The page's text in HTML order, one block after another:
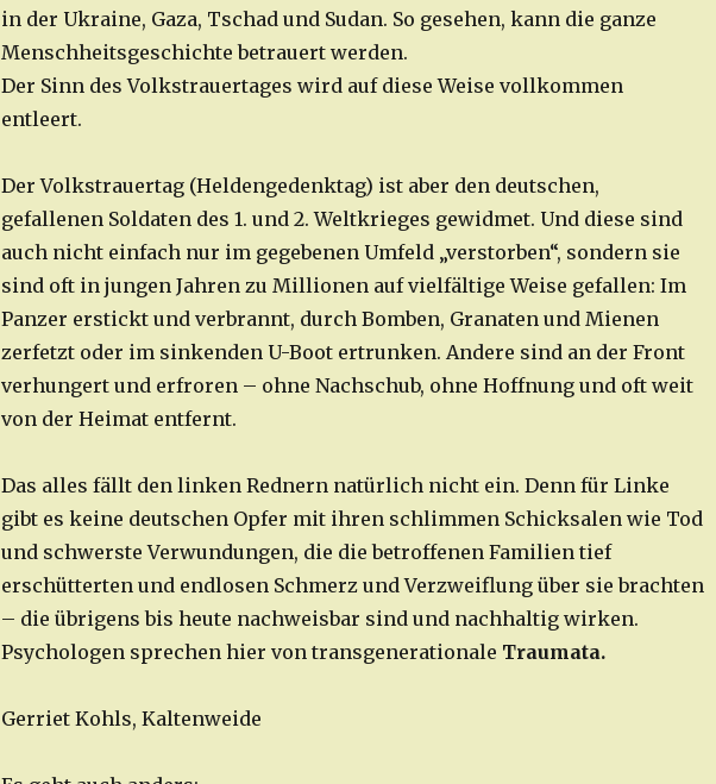
in der Ukraine, Gaza, Tschad und Sudan. So gesehen, kann die ganze
Menschheitsgeschichte betrauert werden.
Der Sinn des Volkstrauertages wird auf diese Weise vollkommen
entleert.
Der Volkstrauertag (Heldengedenktag) ist aber den deutschen,
gefallenen Soldaten des 1. und 2. Weltkrieges gewidmet. Und diese sind
auch nicht einfach nur im gegebenen Umfeld „verstorben“, sondern sie
sind oft in jungen Jahren zu Millionen auf vielfältige Weise gefallen: Im
Panzer erstickt und verbrannt, durch Bomben, Granaten und Mienen
zerfetzt oder im sinkenden U-Boot ertrunken. Andere sind an der Front
verhungert und erfroren – ohne Nachschub, ohne Hoffnung und oft weit
von der Heimat entfernt.
Das alles fällt den linken Rednern natürlich nicht ein. Denn für Linke
gibt es keine deutschen Opfer mit ihren schlimmen Schicksalen wie Tod
und schwerste Verwundungen, die die betroffenen Familien tief
erschütterten und endlosen Schmerz und Verzweiflung über sie brachten
– die übrigens bis heute nachweisbar sind und nachhaltig wirken.
Psychologen sprechen hier von transgenerationale Traumata.
Gerriet Kohls, Kaltenweide